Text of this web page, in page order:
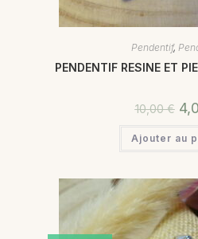
Pendentif,
PENDENTIF RESINE ET
10,00€
Ajouter au